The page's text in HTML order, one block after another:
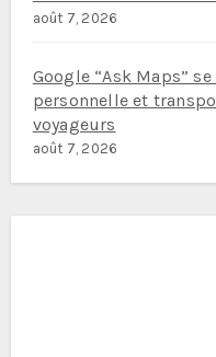
août 7, 2026
Google “Ask Maps”
personnelle et
voyageurs
août 7, 2026